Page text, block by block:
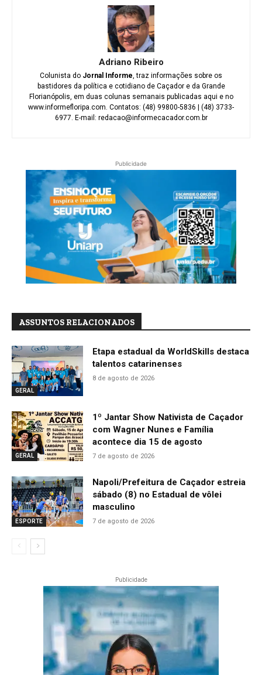
Adriano Ribeiro
Colunista do Jornal Informe , traz informações sobre os
bastidores da política e cotidiano de Caçador e da Grande
Florianópolis, em duas colunas semanais publicadas aqui e no
www.informefloripa.com. Contatos: (48) 99800-5836 | (48) 3733-
6977. E-mail: redacao@informecacador.com.br
Publicidade
ASSUNTOS RELACIONADOS
GERAL
Etapa estadual da WorldSkills destaca
talentos catarinenses
8 de agosto de 2026
GERAL
1º Jantar Show Nativista de Caçador
com Wagner Nunes e Família
acontece dia 15 de agosto
7 de agosto de 2026
ESPORTE
Napoli/Prefeitura de Caçador estreia
sábado (8) no Estadual de vôlei
masculino
7 de agosto de 2026
Publicidade